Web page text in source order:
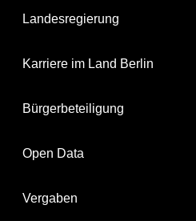
Landesregierung
Karriere im Land Berlin
Bürgerbeteiligung
Open Data
Vergaben